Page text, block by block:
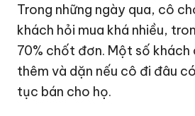
Trong những ngày qua, cô
khách hỏi mua khá nhiều,
70% chốt đơn. Một số khách
thêm và dặn nếu cô đi đâu
tục bán cho họ.